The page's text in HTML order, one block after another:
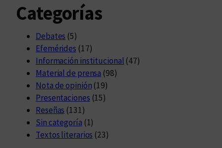
Categorías
Debates (5)
Efemérides (17)
Información institucional (47)
Material de prensa (98)
Nota de opinión (19)
Presentaciones (15)
Reseñas (131)
Sin categoría (1)
Textos literarios (23)